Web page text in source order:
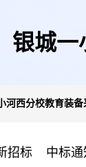
银城一
河西分校教育装
招标 中标通